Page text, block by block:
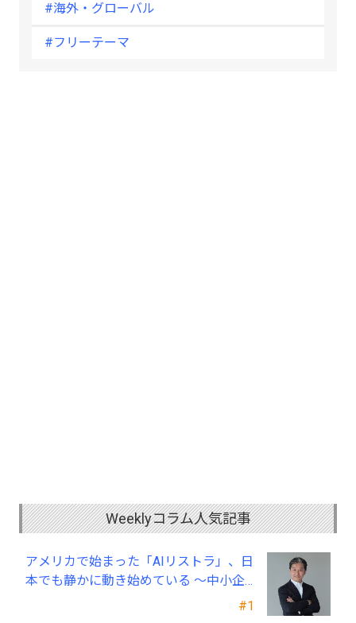
#海外・グローバル
#フリーテーマ
Weeklyコラム人気記事
#1
アメリカで始まった「AIリストラ」、日
本でも静かに動き始めている ～中小企
業経営者が今、見直すべき採用・業務・